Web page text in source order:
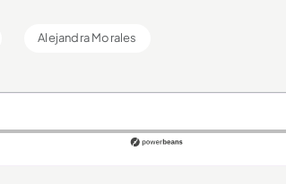
Alejandra Morales